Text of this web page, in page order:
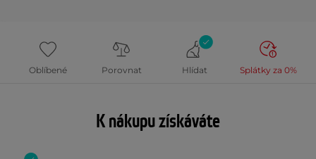
Oblíbené Porovnat Hlídat Splátky za 0%
K nákupu získáváte